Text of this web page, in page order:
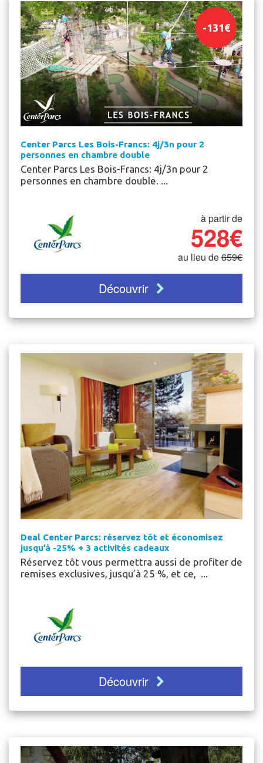
-131€
Center Parcs Les Bois-Francs: 4j/3n pour 2
personnes en chambre double
Center Parcs Les Bois-Francs: 4j/3n pour 2
personnes en chambre double. ...
à partir de
528€
au lieu de659€
Découvrir
Deal Center Parcs: réservez tôt et économisez
jusqu’à -25% + 3 activités cadeaux
Réservez tôt vous permettra aussi de profiter de
remises exclusives, jusqu’à 25 %, et ce, ...
Découvrir